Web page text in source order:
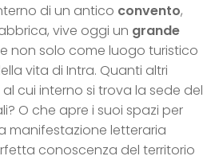
di un antico convento,
vive oggi un grande
non solo come luogo turistico
vita di Intra. Quanti altri
cui interno si trova la sede del
O che apre i suoi spazi per
manifestazione letteraria
conoscenza del territorio